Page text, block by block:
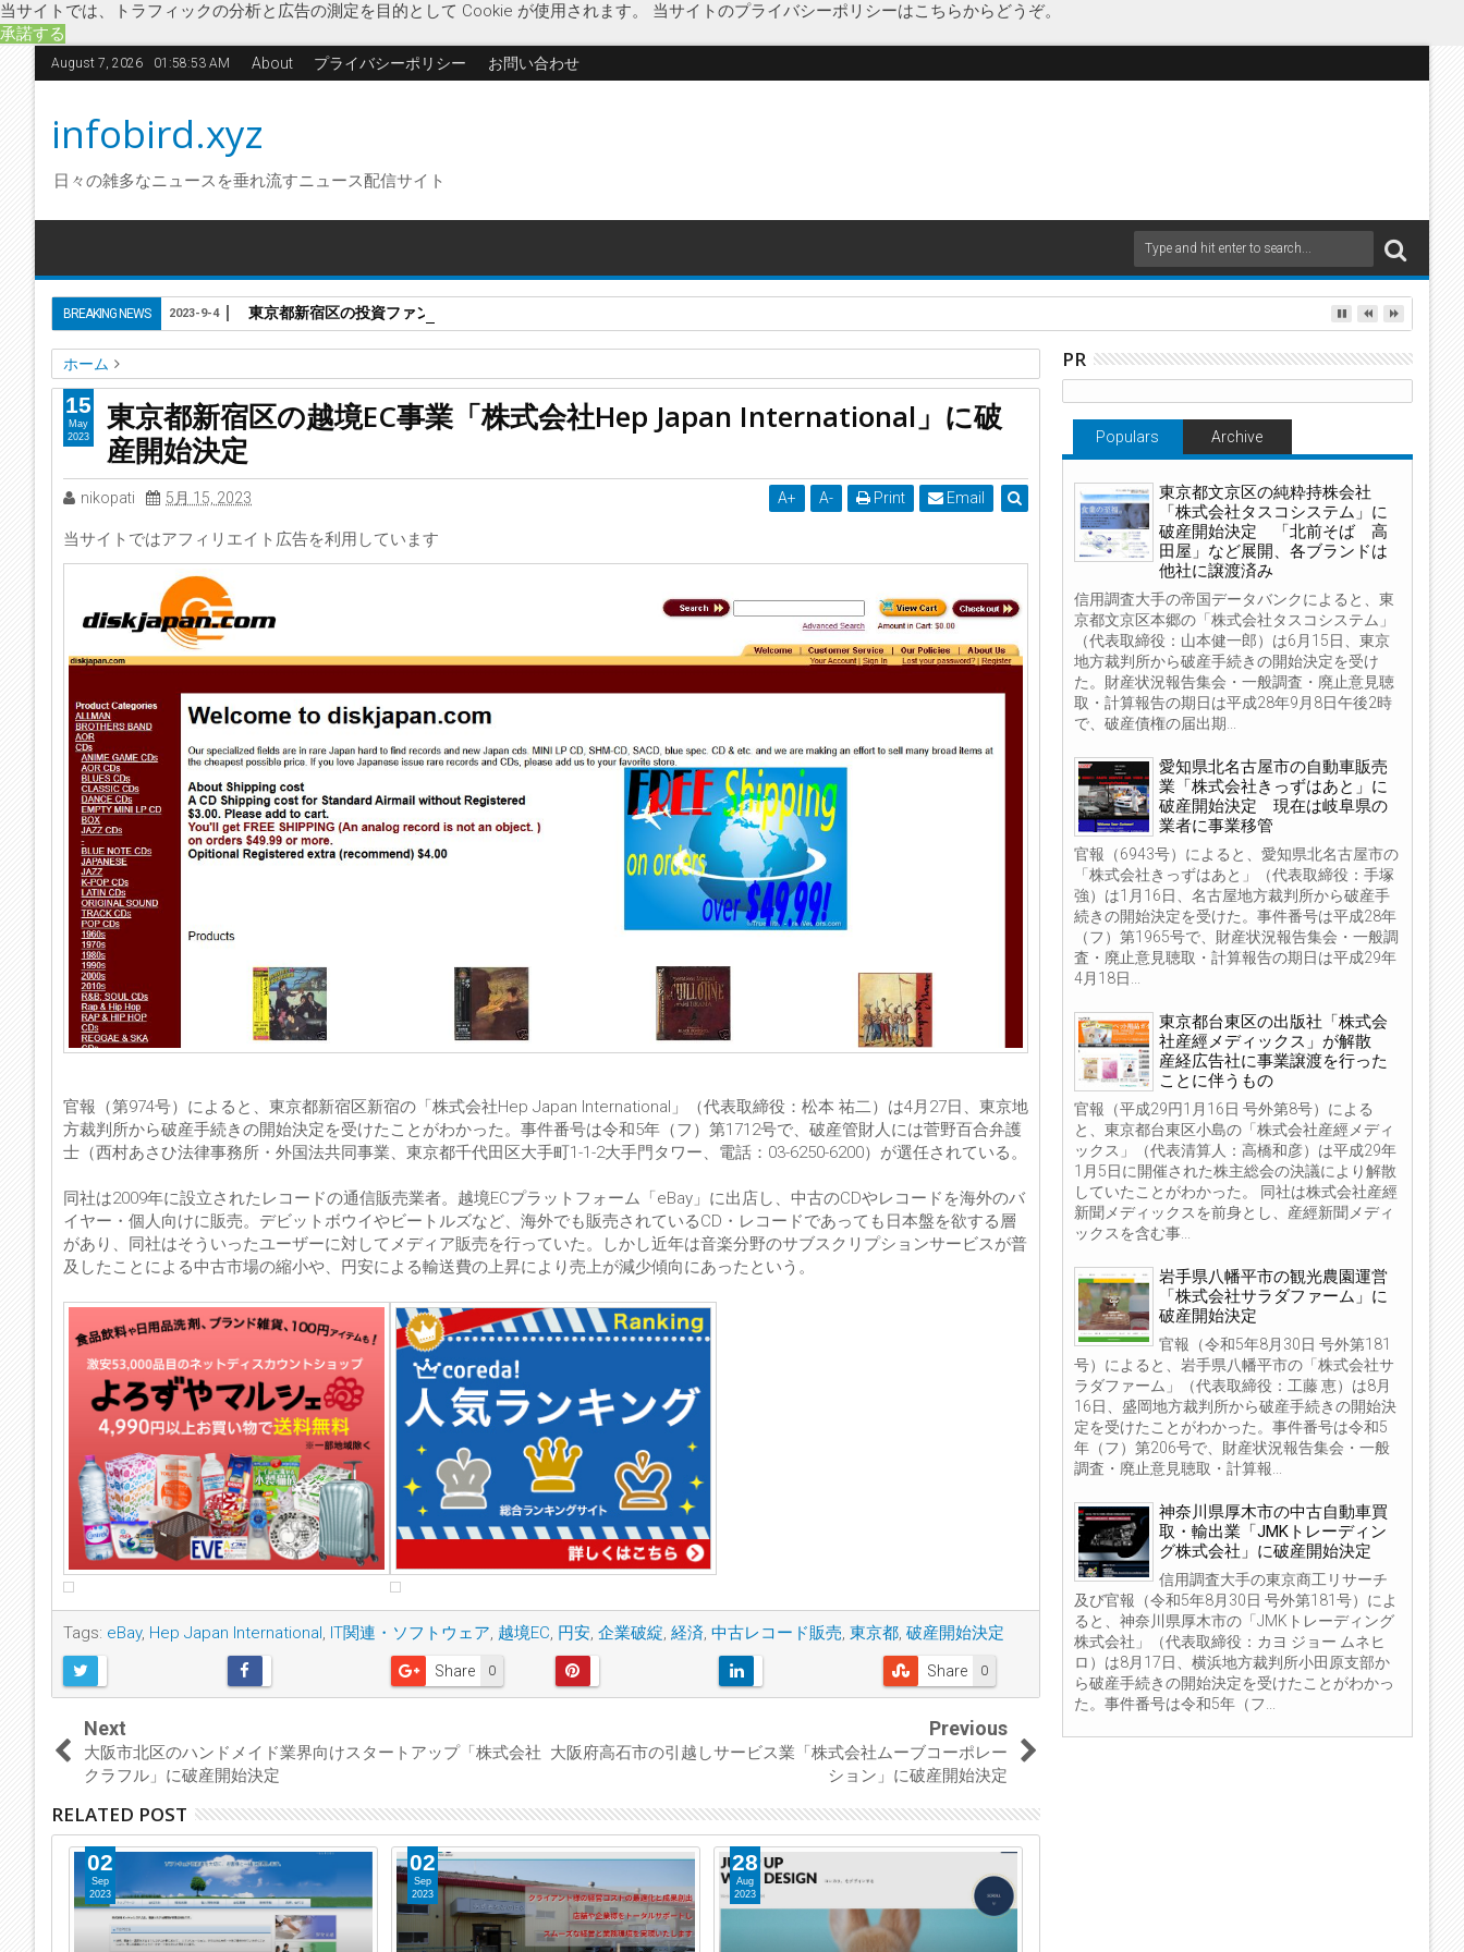
当サイトでは、トラフィックの分析と広告の測定を目的として Cookie が使用されます。 当サイトのプライバシーポリシーはこちらからどうぞ。
承諾する
August 7, 2026 01:58:53 AM About プライバシーポリシー お問い合わせ
infobird.xyz
日々の雑多なニュースを垂れ流すニュース配信サイト
BREAKING NEWS 東京都新宿区の投資ファンド組成・運用「株式会社ワイアールキャピタル」に特別清算開始決定
2023-9-4
ホーム
eBay
Hep Japan International IT関連・ソフトウェア 越境EC 円安 企業破綻 経済 中古レコード販売 東京都
破産開始決定
東京都新宿区の越境EC事業「株式会社Hep Japan International」に破産開始決定
東京都新宿区の越境EC事業「株式会社Hep Japan International」に破
産開始決定
nikopati 5月 15, 2023 A+ A- Print Email
当サイトではアフィリエイト広告を利用しています
官報（第974号）によると、東京都新宿区新宿の「株式会社Hep Japan International」（代表取締役：松本 祐二）は4月27日、東京地
方裁判所から破産手続きの開始決定を受けたことがわかった。事件番号は令和5年（フ）第1712号で、破産管財人には菅野百合弁護
士（西村あさひ法律事務所・外国法共同事業、東京都千代田区大手町1-1-2大手門タワー、電話：03-6250-6200）が選任されている。
同社は2009年に設立されたレコードの通信販売業者。越境ECプラットフォーム「eBay」に出店し、中古のCDやレコードを海外のバ
イヤー・個人向けに販売。デビットボウイやビートルズなど、海外でも販売されているCD・レコードであっても日本盤を欲する層
があり、同社はそういったユーザーに対してメディア販売を行っていた。しかし近年は音楽分野のサブスクリプションサービスが普
及したことによる中古市場の縮小や、円安による輸送費の上昇により売上が減少傾向にあったという。
Tags: eBay, Hep Japan International IT関連・ソフトウェア 越境EC 円安 企業破綻 経済 中古レコード販売 東京都 破産開始決定
0
Share 0
Share
15
May
2023
Next
大阪市北区のハンドメイド業界向けスタートアップ「株式会社
クラフル」に破産開始決定
Previous
大阪府高石市の引越しサービス業「株式会社ムーブコーポレー
ション」に破産開始決定
RELATED POST
02
Sep
2023
28
Aug
2023
27
Aug
2023
PR
Populars Archive
東京都文京区の純粋持株会社
「株式会社タスコシステム」に
破産開始決定 「北前そば 高
田屋」など展開、各ブランドは
他社に譲渡済み
信用調査大手の帝国データバンクによると、東
京都文京区本郷の「株式会社タスコシステム」
（代表取締役：山本健一郎）は6月15日、東京
地方裁判所から破産手続きの開始決定を受け
た。財産状況報告集会・一般調査・廃止意見聴
取・計算報告の期日は平成28年9月8日午後2時
で、破産債権の届出期...
愛知県北名古屋市の自動車販売
業「株式会社きっずはあと」に
破産開始決定 現在は岐阜県の
業者に事業移管
官報（6943号）によると、愛知県北名古屋市の
「株式会社きっずはあと」（代表取締役：手塚
強）は1月16日、名古屋地方裁判所から破産手
続きの開始決定を受けた。事件番号は平成28年
（フ）第1965号で、財産状況報告集会・一般調
査・廃止意見聴取・計算報告の期日は平成29年
4月18日...
東京都台東区の出版社「株式会
社産經メディックス」が解散
産経広告社に事業譲渡を行った
ことに伴うもの
官報（平成29円1月16日 号外第8号）による
と、東京都台東区小島の「株式会社産經メディ
ックス」（代表清算人：高橋和彦）は平成29年
1月5日に開催された株主総会の決議により解散
していたことがわかった。 同社は株式会社産經
新聞メディックスを前身とし、産經新聞メディ
ックスを含む事...
岩手県八幡平市の観光農園運営
「株式会社サラダファーム」に
破産開始決定
官報（令和5年8月30日 号外第181
号）によると、岩手県八幡平市の「株式会社サ
ラダファーム」（代表取締役：工藤 恵）は8月
16日、盛岡地方裁判所から破産手続きの開始決
定を受けたことがわかった。事件番号は令和5
年（フ）第206号で、財産状況報告集会・一般
調査・廃止意見聴取・計算報...
神奈川県厚木市の中古自動車買
取・輸出業「JMKトレーディン
グ株式会社」に破産開始決定
信用調査大手の東京商工リサーチ
及び官報（令和5年8月30日 号外第181号）によ
ると、神奈川県厚木市の「JMKトレーディング
株式会社」（代表取締役：カヨ ジョー ムネヒ
ロ）は8月17日、横浜地方裁判所小田原支部か
ら破産手続きの開始決定を受けたことがわかっ
た。事件番号は令和5年（フ...